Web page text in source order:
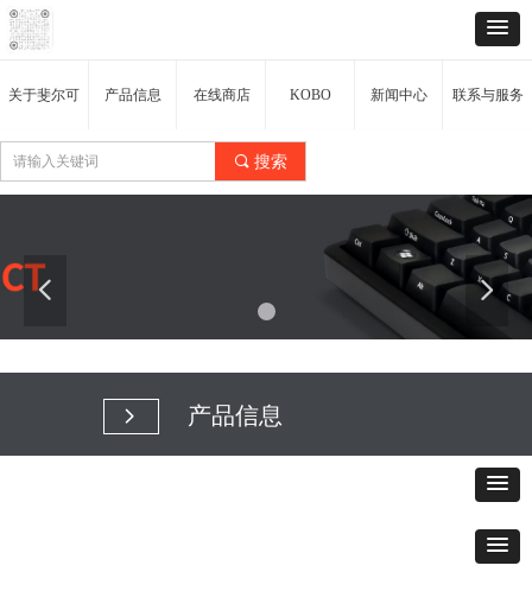
끠 搜索
关于斐尔可 产品信息 在线商店 KOBO 新闻中心 联系与服务
넳 넲
产品信息
넲